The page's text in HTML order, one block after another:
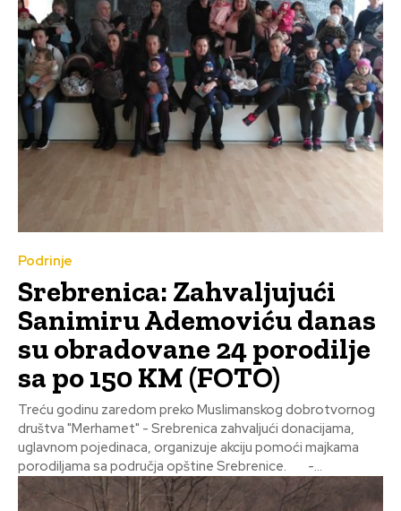
Podrinje
Srebrenica: Zahvaljujući
Sanimiru Ademoviću danas
su obradovane 24 porodilje
sa po 150 KM (FOTO)
Treću godinu zaredom preko Muslimanskog dobrotvornog
društva "Merhamet" - Srebrenica zahvaljući donacijama,
uglavnom pojedinaca, organizuje akciju pomoći majkama
porodiljama sa područja opštine Srebrenice. -...